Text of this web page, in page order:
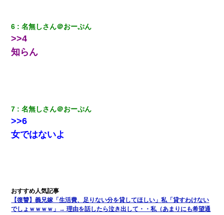
【驚愕】5000円でＪＫと行為してきたが後悔しかない…
だ、再婚して」私「なら父親と暮らせ」息子「やった＾＾」私
（もう手遅れだったんだな…）
彼女にプロポーズしてOK貰った俺、告げられた結婚条件にブチ切
私「結婚やめるわ」 婚約者「え？なんでなんで？」 → 放置した
結果…｜生活｜ワロタあんてな
6 名無しさん＠おーぷん
>>4
知らん
7 名無しさん＠おーぷん
>>6
女ではないよ
【復讐】義兄嫁「生活費、足りない分を貸してほしい」私「貸すわけない
でしょｗｗｗｗ」→ 理由を話したら泣き出して・・私（あまりにも希望通